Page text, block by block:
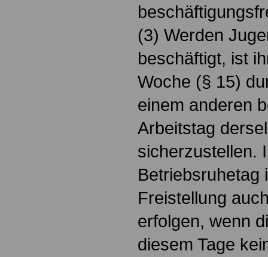
(3) Werden
beschäftigt, ist
Woche (§ 15)
einem anderen
Arbeitstag
sicherzustellen.
Betriebsruhetag
Freistellung
erfolgen, wenn
diesem Tage